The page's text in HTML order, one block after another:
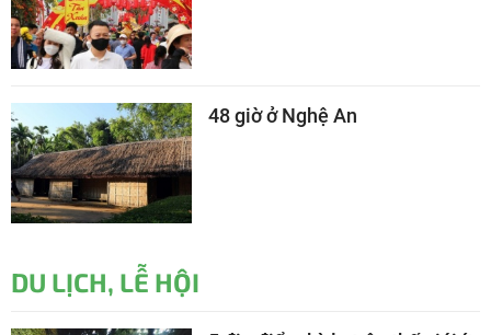
48 giờ ở Nghệ An
DU LỊCH, LỄ HỘI